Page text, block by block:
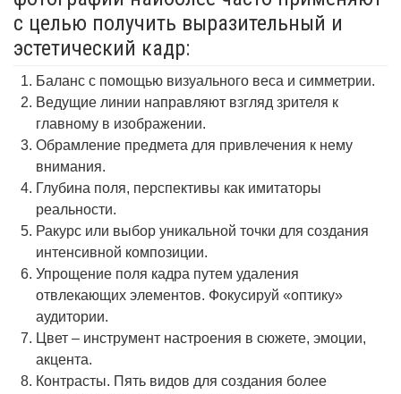
с целью получить выразительный и
эстетический кадр:
Баланс с помощью визуального веса и симметрии.
Ведущие линии направляют взгляд зрителя к
главному в изображении.
Обрамление предмета для привлечения к нему
внимания.
Глубина поля, перспективы как имитаторы
реальности.
Ракурс или выбор уникальной точки для создания
интенсивной композиции.
Упрощение поля кадра путем удаления
отвлекающих элементов. Фокусируй «оптику»
аудитории.
Цвет – инструмент настроения в сюжете, эмоции,
акцента.
Контрасты. Пять видов для создания более